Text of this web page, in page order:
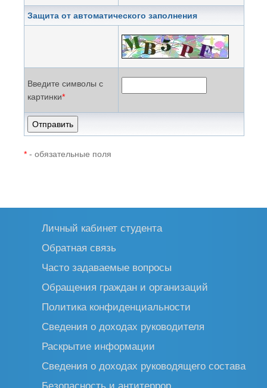
Защита от автоматического заполнения
Введите символы с
картинки*
* - обязательные поля
Личный кабинет студента
Обратная связь
Часто задаваемые вопросы
Обращения граждан и организаций
Политика конфиденциальности
Сведения о доходах руководителя
Раскрытие информации
Сведения о доходах руководящего состава
Безопасность и антитеррор